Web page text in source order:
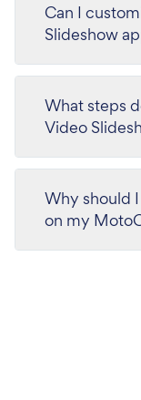
Can I
Slideshow
What steps
Video
Why should
on my